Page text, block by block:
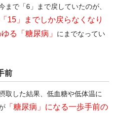
まで「6」まで戻していたのが、
15」までしか戻らなくなり
る「糖尿病」 にまでなってい
前
取した結果、低血糖や低体温に
「糖尿病」になる一歩手前の